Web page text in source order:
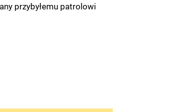
przybyłemu patrolowi